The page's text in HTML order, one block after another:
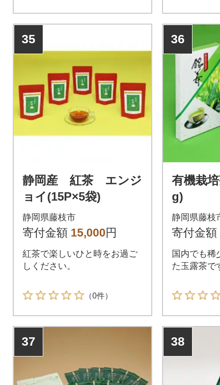
35
静岡産 紅茶 エンジ
ョイ(15P×5袋)
静岡県藤枝市
寄付金額 15,000円
紅茶で楽しいひと時をお過ご
しください。
（0件）
36
有機栽
g)
静岡県藤枝
寄付金額
国内でも稀
た玉露茶で
37 38